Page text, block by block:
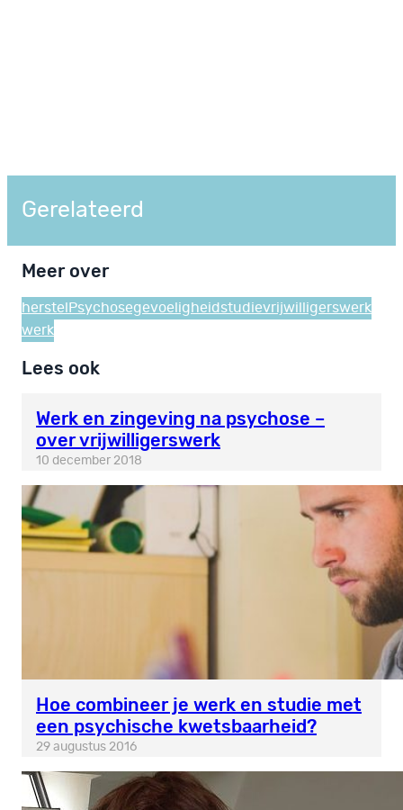
Gerelateerd
Meer over
herstel Psychosegevoeligheid studievrijwilligerswerk
werk
Lees ook
Werk en zingeving na psychose –
over vrijwilligerswerk
10 december 2018
Hoe combineer je werk en studie met
een psychische kwetsbaarheid?
29 augustus 2016